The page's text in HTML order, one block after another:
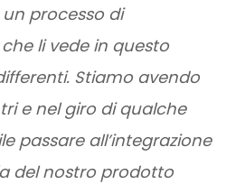
processo di
li vede in questo
Stiamo avendo
e nel giro di qualche
passare all’integrazione
del nostro prodotto